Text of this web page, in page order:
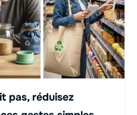
pas, réduisez